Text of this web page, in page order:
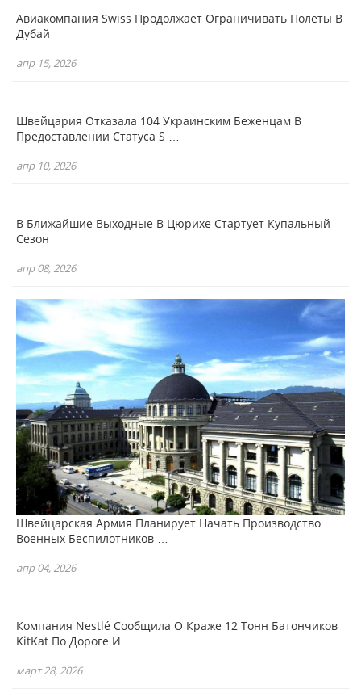
Авиакомпания Swiss Продолжает Ограничивать Полеты В
Дубай
апр 15, 2026
Швейцария Отказала 104 Украинским Беженцам В
Предоставлении Статуса S …
апр 10, 2026
В Ближайшие Выходные В Цюрихе Стартует Купальный
Сезон
апр 08, 2026
Швейцарская Армия Планирует Начать Производство
Военных Беспилотников …
апр 04, 2026
Компания Nestlé Сообщила О Краже 12 Тонн Батончиков
KitKat По Дороге И…
март 28, 2026